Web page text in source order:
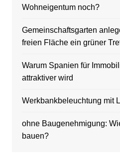
Wohneigentum noch?
Gemeinschaftsgarten
freien Fläche ein grüner
Warum Spanien für
attraktiver wird
Werkbankbeleuchtung mit
ohne Baugenehmigung:
bauen?